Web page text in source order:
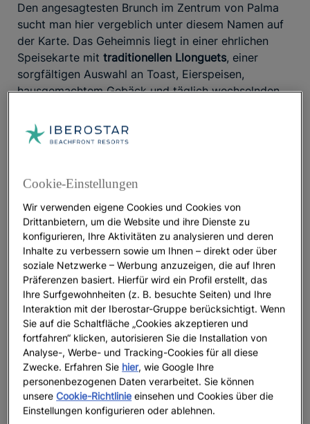
Den angesagtesten Brunch im Zentrum von Palma
sucht man hier vergeblich unter diesem Namen auf
der Karte. Das Geheimnis liegt in einer ehrlichen
Speisekarte mit traditionellen Llonguets, einer
sorgfältigen Auswahl an Toast, Eierspeisen,
hausgemachtem Gebäck und täglich wechselnden
mallorquinische Fladenbrote, kalte und lauwarme
Salate, pflanzliche Kombinationen aus Getreide,
hoher Qualität mit handwerklicher Röstung. Das
Café Riutortbietet außerdem zahlreiche
vegetarische und vegane Alternativen. Es liegt im
Herzen der Stadt, nurfünfzehn Gehminuten von der
Kathedrale von Palmaentfernt, in einem modernen
Lokal mit unverkleideten Materialien und echter
mallorquinischer Seele.
Mamma Carmen's
Carrer de Cervantes, 21
ImMamma Carmen'sfühlt man sich sofort wie zu
Hause. Mitten imBarrio de Santa Catalina gelegen,
setzt dieses tierfreundliche Café mit Vintage-Dekor
Cookie-Einstellungen
Wir verwenden eigene Cookies und Cookies von
Drittanbietern, um die Website und ihre Dienste zu
konfigurieren, Ihre Aktivitäten zu analysieren und deren
Inhalte zu verbessern sowie um Ihnen – direkt oder über
soziale Netzwerke – Werbung anzuzeigen, die auf Ihren
Präferenzen basiert. Hierfür wird ein Profil erstellt, das
Ihre Surfgewohnheiten (z. B. besuchte Seiten) und Ihre
Interaktion mit der Iberostar-Gruppe berücksichtigt. Wenn
Sie auf die Schaltfläche „Cookies akzeptieren und
fortfahren“ klicken, autorisieren Sie die Installation von
Analyse-, Werbe- und Tracking-Cookies für all diese
Zwecke. Erfahren Sie hier, wie Google Ihre
personenbezogenen Daten verarbeitet. Sie können
unsereCookie-Richtlinie einsehen und Cookies über die
Einstellungen konfigurieren oder ablehnen.